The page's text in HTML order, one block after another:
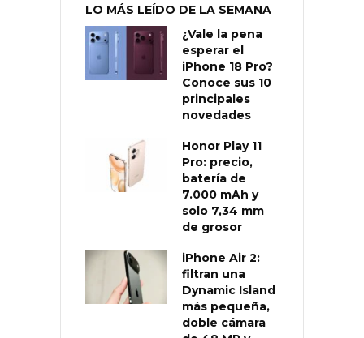
LO MÁS LEÍDO DE LA SEMANA
¿Vale la pena
esperar el
iPhone 18 Pro?
Conoce sus 10
principales
novedades
Honor Play 11
Pro: precio,
batería de
7.000 mAh y
solo 7,34 mm
de grosor
iPhone Air 2:
filtran una
Dynamic Island
más pequeña,
doble cámara